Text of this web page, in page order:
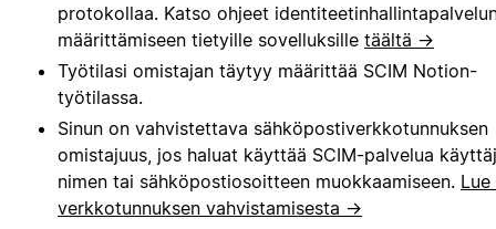
protokollaa. Katso ohjeet
määrittämiseen tietyille sovelluksille täältä →
Työtilasi omistajan täytyy määrittää SCIM Notion-
työtilassa.
Sinun on vahvistettava sähköpostiverkkotunnuksen
omistajuus, jos haluat käyttää SCIM-palvelua
nimen tai sähköpostiosoitteen muokkaamiseen. Lue
verkkotunnuksen vahvistamisesta →